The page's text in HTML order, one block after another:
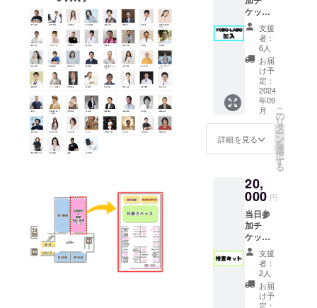
で、最
新情報
を取材
してみ
た ・女
性の
「ヘル
スケ
ア」を
変えれ
ば日本
が変わ
る ・不
・金を
使うな
らカラ
ダに使
え。
老化の
リスク
を圧倒
的に下
げる知
識・習
9月14日
（土曜
日）
10:00-
17:00
・場
所：東
京ビッ
グサイ
ト 会
議棟 ・
連絡方
でご連
絡いた
します
※会場ま
での交
通費や
滞在費
は各自
でご負
担くだ
さい
ケット
に加
え、予
防医療
普及協
会が運
営する
オンラ
インサ
ロン
「YOB
O-
LABO
」の参
6ヶ月分
付いた
お得な
コース
です！
全会場
のセミ
ナー
（全21
セッ
ショ
支援
者：
6人
お届
け予
定：
2024
年09
月
詳細を見る
こ
の
リ
タ
ー
ン
を
選
択
す
る
20,
000 円
当日参
加チ
ケット
に加
え、４
つの検
査キッ
トが付
いてく
支援
者：
2人
お届
け予
定：